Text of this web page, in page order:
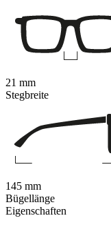
Eigenschaften
21 mm
Stegbreite
145 mm
Bügellänge